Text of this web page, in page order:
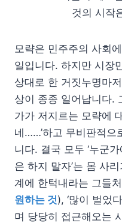
것의 시작
모략은 민주주의 사회
일입니다. 하지만 시장
상대로 한 거짓누명마
상이 종종 일어납니다.
가가 저지르는 모략에
네……’하고 무비판적으
니다. 결국 모두 ‘누군
은 하지 말자’는 몸 사
계에 한턱내라는 그들
원하는 것), ‘많이 벌었
며 당당히 접근해오는